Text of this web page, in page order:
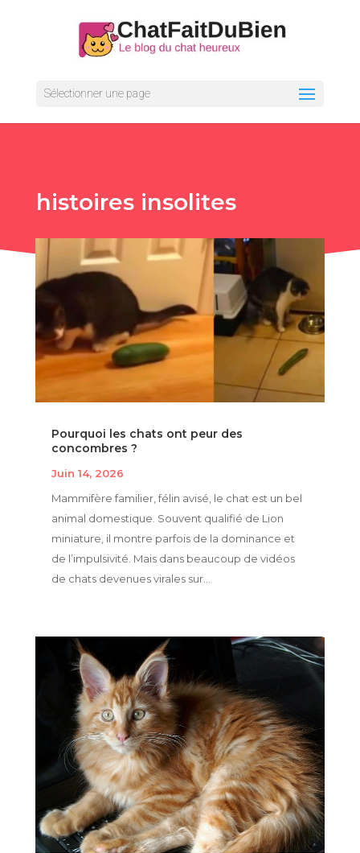
Sélectionner une page
histoires insolites
Pourquoi les chats ont peur des
concombres ?
Juin 14, 2026
Mammifère familier, félin avisé, le chat est un bel
animal domestique. Souvent qualifié de Lion
miniature, il montre parfois de la dominance et
de l’impulsivité. Mais dans beaucoup de vidéos
de chats devenues virales sur...